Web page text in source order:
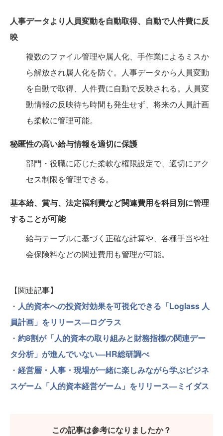
人事データより人員変動を自動取得、自動で人件費に反
映
複数のファイル管理や属人化、手作業によるミスか
ら解放され属人化を防ぐ。人事データから人員変動
を自動で取得、人件費に自動で反映される。人員変
動情報の反映待ち時間も発生せず、将来の人員計画
も柔軟に管理可能。
秘匿性の高い給与情報を適切に保護
部門・役職に応じた柔軟な権限設定で、適切にアク
セス制限を管理できる。
基本給、賞与、法定福利費など関連費用を科目別に管理
することが可能
給与テーブルに基づく正確な計算や、各種手当や社
会保険料などの関連費用も管理が可能。
【関連記事】
・ 人的資本への投資対効果を可視化できる「Loglass 人
員計画」をリリース—ログラス
・ 約8割が「人的資本の取り組みと財務指標の関連デー
タ分析」が進んでいない—HR総研調べ
・ 経営層・人事・現場が一緒に楽しみながら学ぶビジネ
スゲーム「人的資本経営ゲーム」をリリース—ミイダス
この記事は参考になりましたか？